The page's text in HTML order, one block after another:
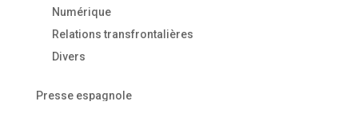
Numérique
Relations transfrontalières
Divers
Presse espagnole